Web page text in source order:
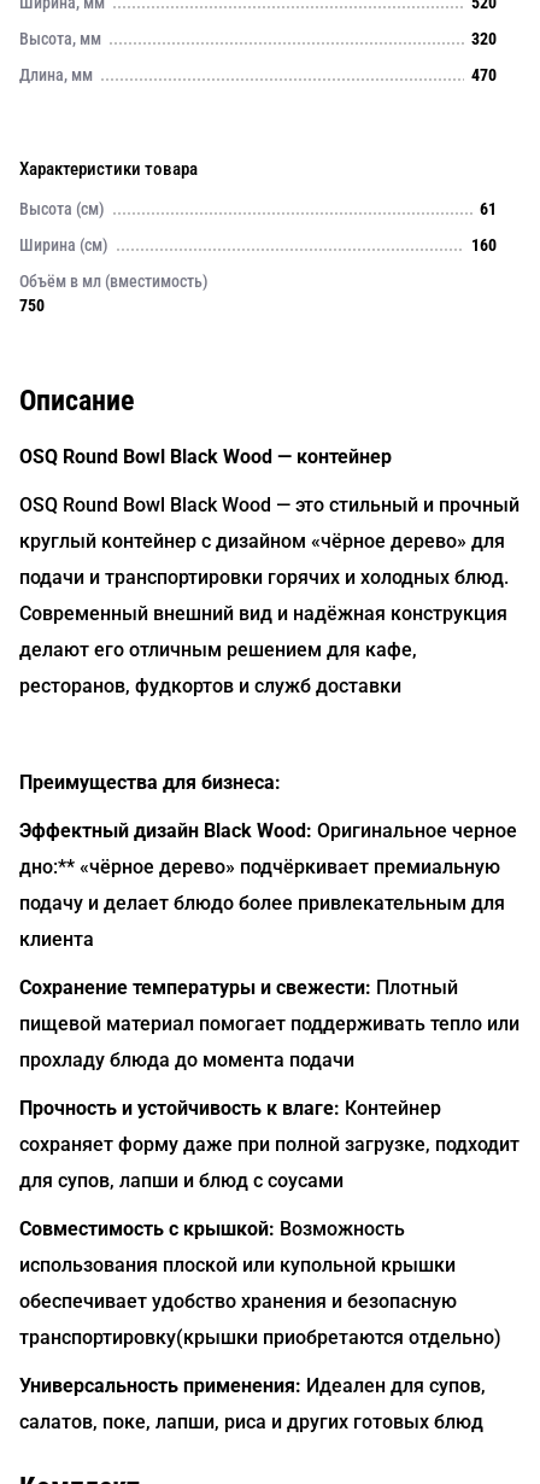
Высота, мм
320
Длина, мм
470
Характеристики товара
Высота (см)
61
Ширина (см)
160
Объём в мл (вместимость)
750
Описание
OSQ Round Bowl Black Wood — контейнер
OSQ Round Bowl Black Wood — это стильный и прочный
круглый контейнер с дизайном «чёрное дерево» для
подачи и транспортировки горячих и холодных блюд.
Современный внешний вид и надёжная конструкция
делают его отличным решением для кафе,
ресторанов, фудкортов и служб доставки
Преимущества для бизнеса:
Эффектный дизайн Black Wood: Оригинальное черное
дно:** «чёрное дерево» подчёркивает премиальную
подачу и делает блюдо более привлекательным для
клиента
Сохранение температуры и свежести: Плотный
пищевой материал помогает поддерживать тепло или
прохладу блюда до момента подачи
Прочность и устойчивость к влаге: Контейнер
сохраняет форму даже при полной загрузке, подходит
для супов, лапши и блюд с соусами
Совместимость с крышкой: Возможность
использования плоской или купольной крышки
обеспечивает удобство хранения и безопасную
транспортировку(крышки приобретаются отдельно)
Универсальность применения: Идеален для супов,
салатов, поке, лапши, риса и других готовых блюд